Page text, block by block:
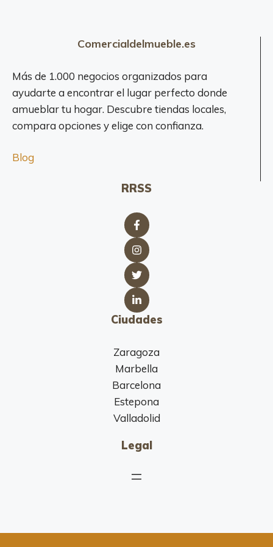
Comercialdelmueble.es
Más de 1.000 negocios organizados para
ayudarte a encontrar el lugar perfecto donde
amueblar tu hogar. Descubre tiendas locales,
compara opciones y elige con confianza.
Blog
RRSS
Ciudades
Zaragoza
Marbella
Barcelona
Estepona
Valladolid
Legal